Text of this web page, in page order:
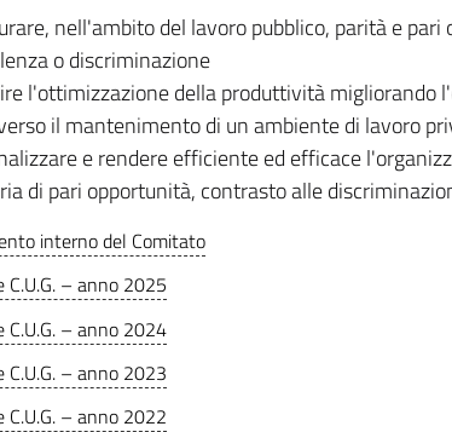
nell'ambito del lavoro pubblico, parità e
o discriminazione
l'ottimizzazione della produttività migliorando
il mantenimento di un ambiente di lavoro
e rendere efficiente ed efficace
di pari opportunità, contrasto alle
interno del Comitato
C.U.G. – anno 2025
C.U.G. – anno 2024
C.U.G. – anno 2023
C.U.G. – anno 2022